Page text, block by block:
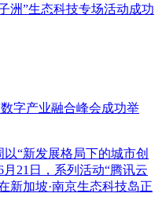
”生态科技专场活动成功
字产业融合峰会成功举
“新发展格局下的城市创
21日，系列活动“腾讯云
新加坡·南京生态科技岛正